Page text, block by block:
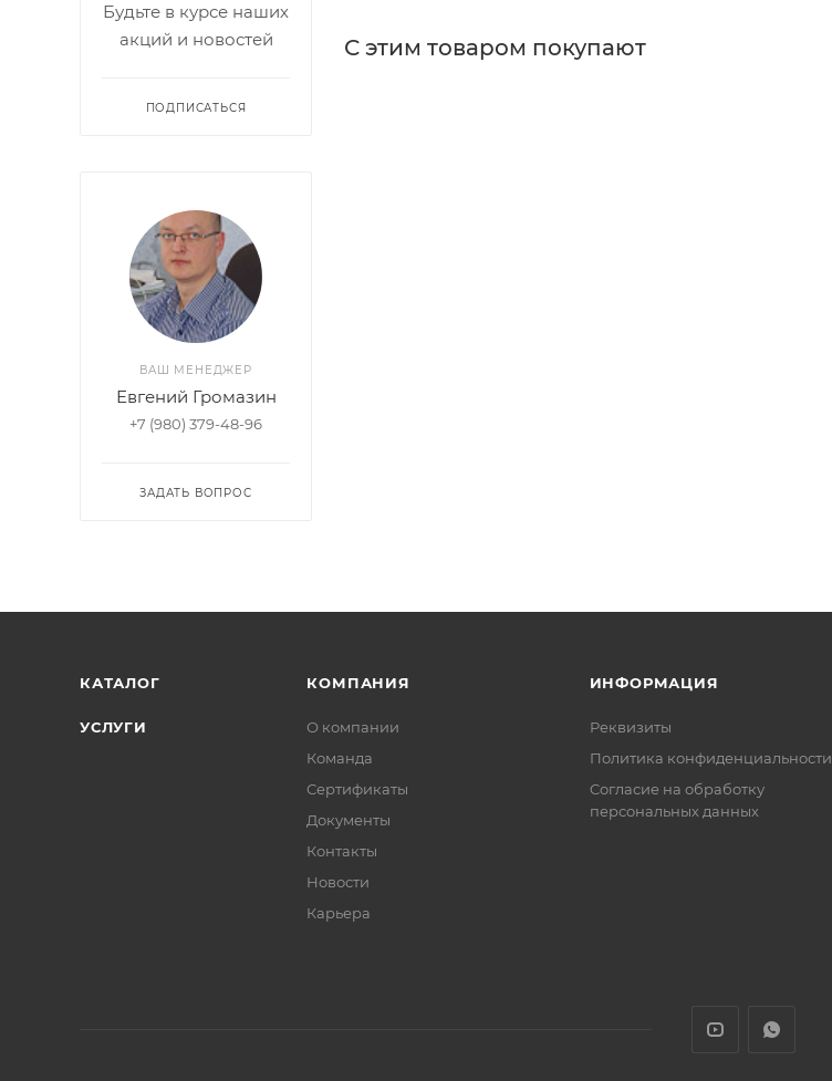
С этим товаром покупают
Будьте в курсе наших
акций и новостей
ПОДПИСАТЬСЯ
ВАШ МЕНЕДЖЕР
Евгений Громазин
+7 (980) 379-48-96
ЗАДАТЬ ВОПРОС
КАТАЛОГ
УСЛУГИ
КОМПАНИЯ
О компании
Команда
Сертификаты
Документы
Контакты
Новости
Карьера
ИНФОРМАЦИЯ
Реквизиты
Политика конфиденциальности
Cогласие на обработку
персональных данных